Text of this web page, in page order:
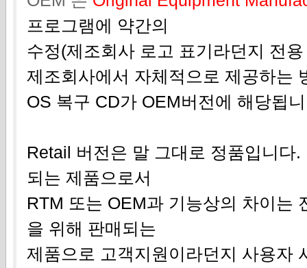
프로그램에 약간의
수정(제조회사 로고 표기라던지 전
제조회사에서 자체적으로 제공하는
OS 복구 CD가 OEM버전에 해당됩
Retail 버전은 말 그대로 정품입니
되는 제품으로서
RTM 또는 OEM과 기능상의 차이는
을 위해 판매되는
제품으로 고객지원이라던지 사용자